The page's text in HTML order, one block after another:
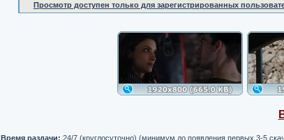
Просмотр доступен только для зарегистрированных
Время раздачи: 24/7 (круглосуточно) (минимум до появления первых 3-5